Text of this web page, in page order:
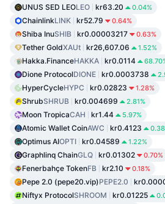
UNUS SED LEOLEO kr63.20 0.04%
ChainlinkLINK kr52.79 0.64%
Shiba InuSHIB kr0.00003217 0.63%
Tether GoldXAUt kr26,607.06 1.52%
Hakka.FinanceHAKKA kr0.0114
Dione ProtocolDIONE kr0.0003738
HyperCycleHYPC kr0.02823 1.28%
ShrubSHRUB kr0.004699 2.81%
Moon TropicaCAH kr1.44 5.97%
Atomic Wallet CoinAWC kr0.4123
Optimus AIOPTI kr0.04589 1.22%
Graphlinq ChainGLQ kr0.01302 0.70%
Fenerbahçe TokenFB kr2.10 0.18%
Pepe 2.0 (pepe20.vip)PEPE2.0
Niftyx ProtocolSHROOM kr0.01225